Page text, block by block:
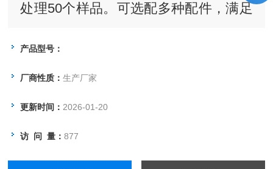
处理50个样品。可选配多种配件，满足
产品型号：
厂商性质：生产厂家
更新时间： 2026-01-20
访 问 量：877